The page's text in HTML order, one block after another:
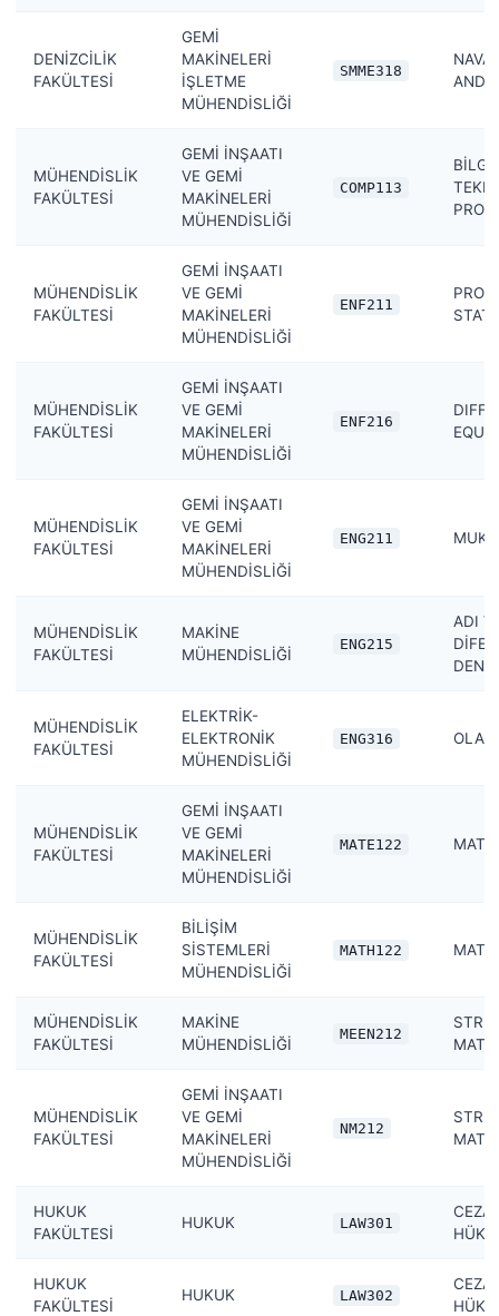
DENİZCİLİK
FAKÜLTESİ
GEMİ
MAKİNELERİ
İŞLETME
MÜHENDİSLİĞİ
SMME318
AND
MÜHENDİSLİK
FAKÜLTESİ
GEMİ İNŞAATI
VE GEMİ
MAKİNELERİ
MÜHENDİSLİĞİ
COMP113
MÜHENDİSLİK
FAKÜLTESİ
GEMİ İNŞAATI
VE GEMİ
MAKİNELERİ
MÜHENDİSLİĞİ
ENF211
MÜHENDİSLİK
FAKÜLTESİ
GEMİ İNŞAATI
VE GEMİ
MAKİNELERİ
MÜHENDİSLİĞİ
ENF216
MÜHENDİSLİK
FAKÜLTESİ
GEMİ İNŞAATI
VE GEMİ
MAKİNELERİ
MÜHENDİSLİĞİ
ENG211
MÜHENDİSLİK
FAKÜLTESİ
MAKİNE
MÜHENDİSLİĞİ
ENG215
ADI
MÜHENDİSLİK
FAKÜLTESİ
ELEKTRİK-
ELEKTRONİK
MÜHENDİSLİĞİ
ENG316
MÜHENDİSLİK
FAKÜLTESİ
GEMİ İNŞAATI
VE GEMİ
MAKİNELERİ
MÜHENDİSLİĞİ
MATE122
MÜHENDİSLİK
FAKÜLTESİ
BİLİŞİM
SİSTEMLERİ
MÜHENDİSLİĞİ
MATH122
MÜHENDİSLİK
FAKÜLTESİ
MAKİNE
MÜHENDİSLİĞİ
MEEN212
MÜHENDİSLİK
FAKÜLTESİ
GEMİ İNŞAATI
VE GEMİ
MAKİNELERİ
MÜHENDİSLİĞİ
NM212
HUKUK
FAKÜLTESİ
HUKUK LAW301
CEZA
HUKUK
FAKÜLTESİ
HUKUK LAW302
CEZA